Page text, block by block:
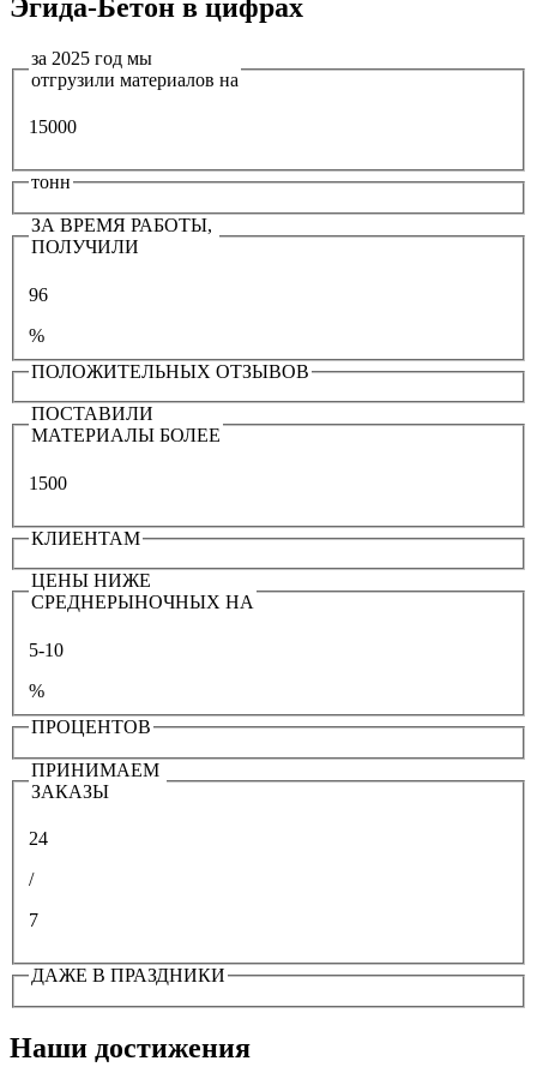
Эгида-Бетон в цифрах
за 2025 год мы
отгрузили материалов на
15000
тонн
ЗА ВРЕМЯ РАБОТЫ,
ПОЛУЧИЛИ
96
%
ПОЛОЖИТЕЛЬНЫХ ОТЗЫВОВ
ПОСТАВИЛИ
МАТЕРИАЛЫ БОЛЕЕ
1500
КЛИЕНТАМ
ЦЕНЫ НИЖЕ
СРЕДНЕРЫНОЧНЫХ НА
5-10
%
ПРОЦЕНТОВ
ПРИНИМАЕМ
ЗАКАЗЫ
24
/
7
ДАЖЕ В ПРАЗДНИКИ
Наши достижения